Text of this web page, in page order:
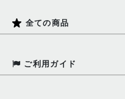
全ての商品
ご利用ガイド